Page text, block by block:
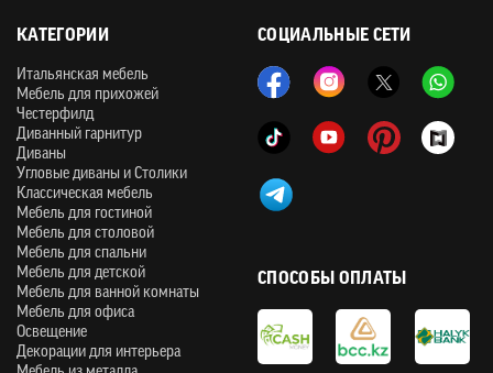
СОЦИАЛЬНЫЕ СЕТИ
КАТЕГОРИИ
Итальянская мебель
Мебель для прихожей
Честерфилд
Диванный гарнитур
Диваны
Угловые диваны и Столики
Классическая мебель
Мебель для гостиной
Мебель для столовой
Мебель для спальни
Мебель для детской
Мебель для ванной комнаты
Мебель для офиса
Освещение
Декорации для интерьера
СПОСОБЫ ОПЛАТЫ